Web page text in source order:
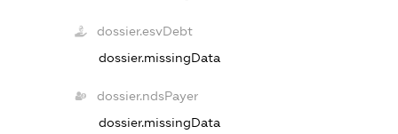
dossier.esvDebt
dossier.missingData
dossier.ndsPayer
dossier.missingData